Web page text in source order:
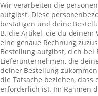
Wir verarbeiten die
aufgibst. Diese
bestätigen und deine
B. die Artikel, die du
eine genaue Rechnung
Bestellung aufgibst, dich bei
Lieferunternehmen, die
deiner Bestellung
die Tatsache beziehen,
erforderlich ist. Im Rahmen